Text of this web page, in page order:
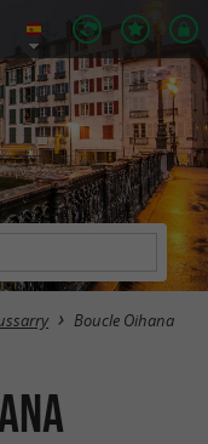
Boucle Oihana